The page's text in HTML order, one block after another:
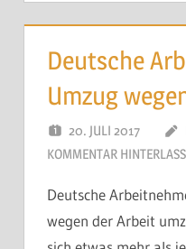
Deutsche
Umzug
20. JULI 2017
KOMMENTAR
Deutsche
wegen der Arbeit